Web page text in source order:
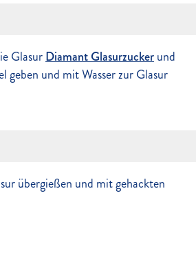
GlasurDiamant Glasurzuckerund
geben und mit Wasser zur Glasur
übergießen und mit gehackten